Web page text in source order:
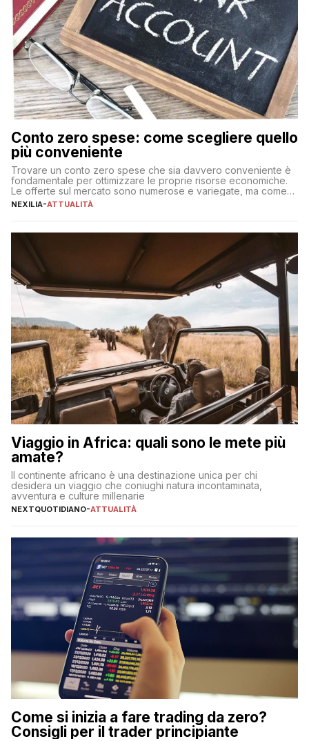
Conto zero spese: come scegliere quello
più conveniente
Trovare un conto zero spese che sia davvero conveniente è
fondamentale per ottimizzare le proprie risorse economiche.
Le offerte sul mercato sono numerose e variegate, ma come
individuare quella più adatta alle proprie esigenze senza
sul […]
NEXILIA-ATTUALITÀ
Viaggio in Africa: quali sono le mete più
amate?
Il continente africano è una destinazione unica per chi
desidera un viaggio che coniughi natura incontaminata,
avventura e culture millenarie
NEXTQUOTIDIANO-ATTUALITÀ
Come si inizia a fare trading da zero?
Consigli per il trader principiante